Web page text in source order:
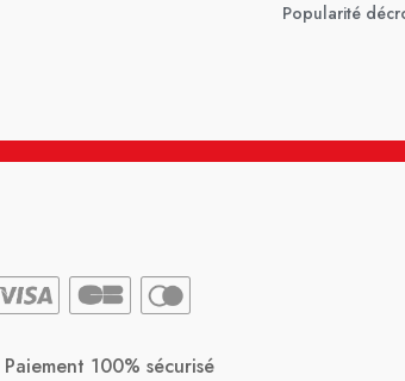
Paiement 100% sécurisé